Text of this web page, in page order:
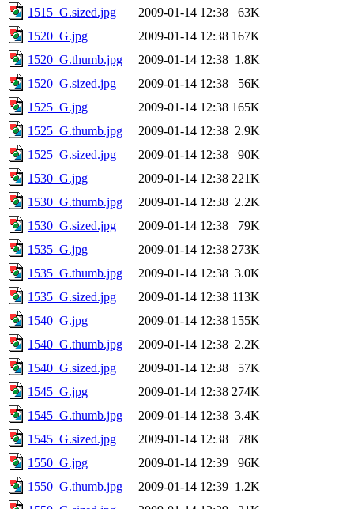
1515_G.sized.jpg
2009-01-14 12:38
63K
1520_G.jpg
2009-01-14 12:38 167K
1520_G.thumb.jpg
2009-01-14 12:38 1.8K
1520_G.sized.jpg
2009-01-14 12:38
56K
1525_G.jpg
2009-01-14 12:38 165K
1525_G.thumb.jpg
2009-01-14 12:38 2.9K
1525_G.sized.jpg
2009-01-14 12:38
90K
1530_G.jpg
2009-01-14 12:38 221K
1530_G.thumb.jpg
2009-01-14 12:38 2.2K
1530_G.sized.jpg
2009-01-14 12:38
79K
1535_G.jpg
2009-01-14 12:38 273K
1535_G.thumb.jpg
2009-01-14 12:38 3.0K
1535_G.sized.jpg
2009-01-14 12:38 113K
1540_G.jpg
2009-01-14 12:38 155K
1540_G.thumb.jpg
2009-01-14 12:38 2.2K
1540_G.sized.jpg
2009-01-14 12:38
57K
1545_G.jpg
2009-01-14 12:38 274K
1545_G.thumb.jpg
2009-01-14 12:38 3.4K
1545_G.sized.jpg
2009-01-14 12:38
78K
1550_G.jpg
2009-01-14 12:39
96K
1550_G.thumb.jpg
2009-01-14 12:39 1.2K